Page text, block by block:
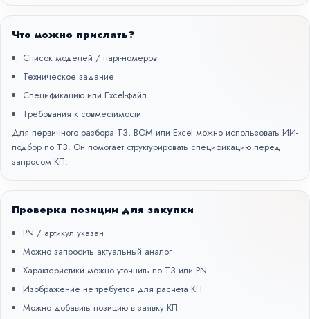
Что можно прислать?
Список моделей / парт-номеров
Техническое задание
Спецификацию или Excel-файл
Требования к совместимости
Для первичного разбора ТЗ, BOM или Excel можно использовать ИИ-
подбор по ТЗ. Он помогает структурировать спецификацию перед
запросом КП.
Проверка позиции для закупки
PN / артикул указан
Можно запросить актуальный аналог
Характеристики можно уточнить по ТЗ или PN
Изображение не требуется для расчета КП
Можно добавить позицию в заявку КП